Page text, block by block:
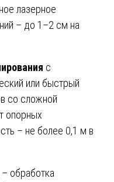
лазерное
– до 1–2 см на
с
или быстрый
со сложной
опорных
– не более 0,1 м в
– обработка